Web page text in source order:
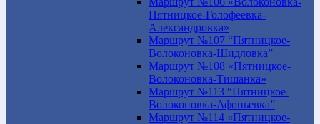
Пятницкое-Голофеевка-
Александровка»
Маршрут №107 “Пятницкое-
Волоконовка-Шидловка”
Маршрут №108 «Пятницкое-
Волоконовка-Тишанка»
Маршрут №113 “Пятницкое-
Волоконовка-Афоньевка”
Маршрут №114 «Пятницкое-